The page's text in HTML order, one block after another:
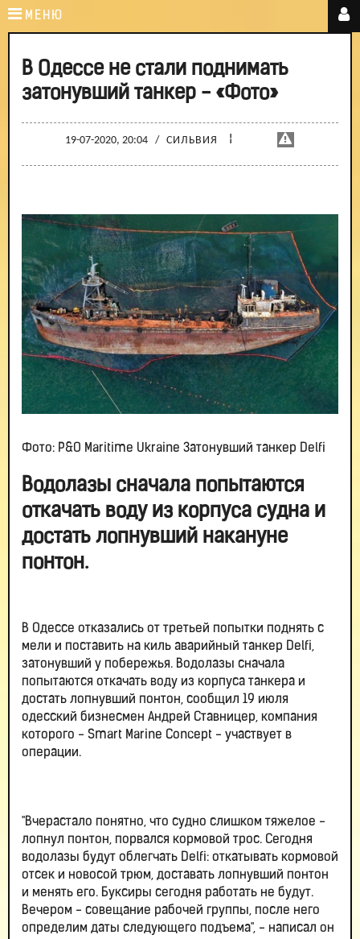
МЕНЮ
В Одессе не стали поднимать
затонувший танкер - «Фото»
19-07-2020, 20:04 / СИЛЬВИЯ ¦
Фото: P&O Maritime Ukraine Затонувший танкер Delfi
Водолазы сначала попытаются
откачать воду из корпуса судна и
достать лопнувший накануне
понтон.
В Одессе отказались от третьей попытки поднять с
мели и поставить на киль аварийный танкер Delfi,
затонувший у побережья. Водолазы сначала
попытаются откачать воду из корпуса танкера и
достать лопнувший понтон, сообщил 19 июля
одесский бизнесмен Андрей Ставницер, компания
которого - Smart Marine Concept - участвует в
операции.
"Вчерастало понятно, что судно слишком тяжелое -
лопнул понтон, порвался кормовой трос. Сегодня
водолазы будут облегчать Delfi: откатывать кормовой
отсек и новосой трюм, доставать лопнувший понтон
и менять его. Буксиры сегодня работать не будут.
Вечером - совещание рабочей группы, после него
определим даты следующего подъема", - написал он